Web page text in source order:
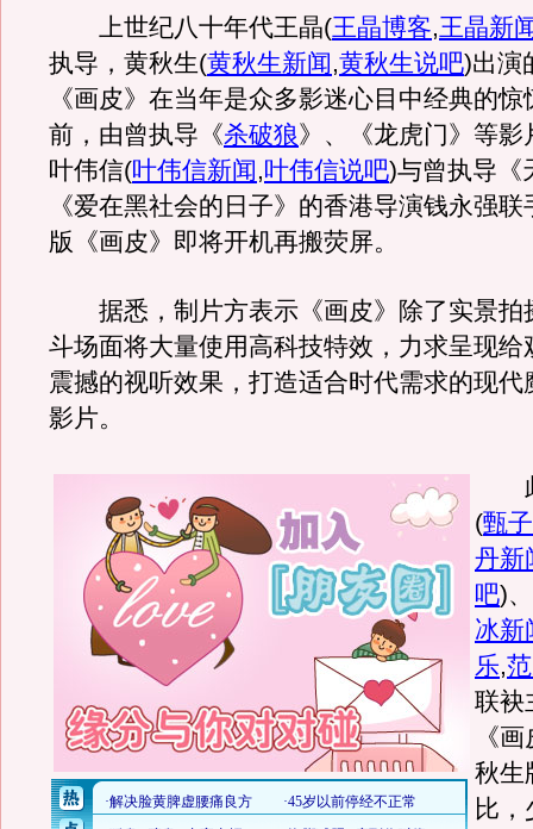
上世纪八十年代王晶(王晶博客,王晶新
执导，黄秋生(黄秋生新闻,黄秋生说吧)出演
《画皮》在当年是众多影迷心目中经典的
前，由曾执导《杀破狼》、《龙虎门》等影
叶伟信(叶伟信新闻,叶伟信说吧)与曾执导《
《爱在黑社会的日子》的香港导演钱永强
版《画皮》即将开机再搬荧屏。
据悉，制片方表示《画皮》除了实景拍
斗场面将大量使用高科技特效，力求呈现给
震撼的视听效果，打造适合时代需求的现代
影片。
此
(甄
丹新
吧)
冰新
乐,
联袂
《
秋生
比